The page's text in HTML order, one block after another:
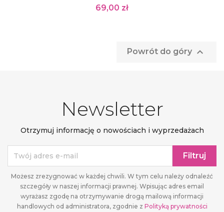
69,00 zł
Powrót do góry 
Newsletter
Otrzymuj informację o nowościach i wyprzedażach
Możesz zrezygnować w każdej chwili. W tym celu należy odnaleźć
szczegóły w naszej informacji prawnej. Wpisując adres email
wyrażasz zgodę na otrzymywanie drogą mailową informacji
handlowych od administratora, zgodnie z Polityką prywatności